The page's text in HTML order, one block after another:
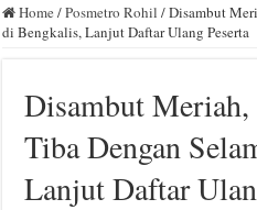
Home /Posmetro Rohil /Disambut
di Bengkalis, Lanjut Daftar Ulang Peserta
Disambut
Tiba Dengan
Lanjut Daftar